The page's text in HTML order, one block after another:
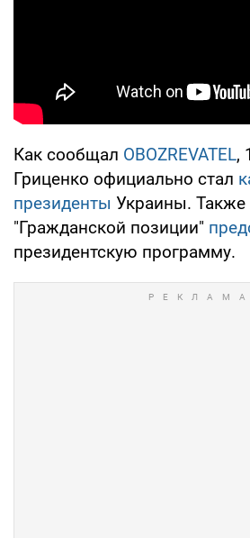
Как сообщал OBOZREVATEL,
Гриценко официально стал
президенты Украины. Также
"Гражданской позиции"
президентскую программу.